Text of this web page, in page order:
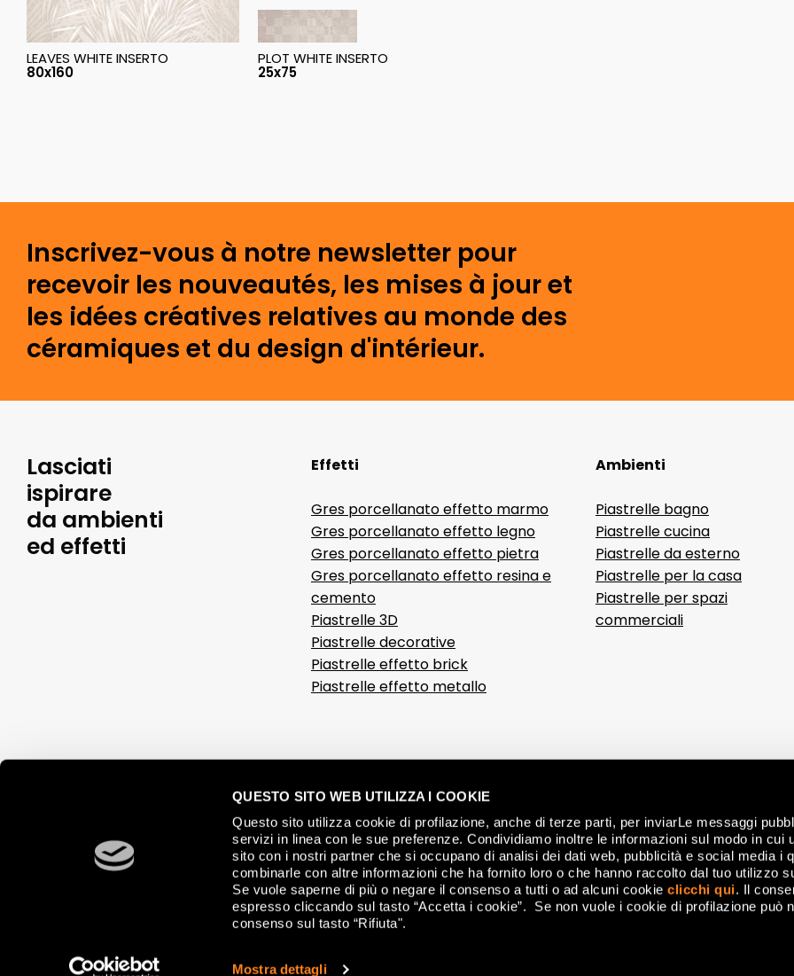
QUESTO SITO WEB UTILIZZA I COOKIE
Questo sito utilizza cookie di profilazione, anche di terze parti, per inviarLe messaggi
servizi in linea con le sue preferenze. Condividiamo inoltre le informazioni sul modo in cui
sito con i nostri partner che si occupano di analisi dei dati web, pubblicità e social media i
combinarle con altre informazioni che ha fornito loro o che hanno raccolto dal tuo utilizzo
Se vuole saperne di più o negare il consenso a tutti o ad alcuni cookieclicchi qui. Il
espresso cliccando sul tasto “Accetta i cookie”. Se non vuole i cookie di profilazione può
consenso sul tasto “Rifiuta".
Mostra dettagli
LEAVES WHITE INSERTO
80x160
PLOT WHITE INSERTO
25x75
Inscrivez-vous à notre newsletter pour
recevoir les nouveautés, les mises à jour et
les idées créatives relatives au monde des
céramiques et du design d'intérieur.
Lasciati
ispirare
da ambienti
ed effetti
Effetti
Gres porcellanato effetto marmo
Gres porcellanato effetto legno
Gres porcellanato effetto pietra
Gres porcellanato effetto resina e
cemento
Piastrelle 3D
Piastrelle decorative
Piastrelle effetto brick
Piastrelle effetto metallo
Ambienti
Piastrelle bagno
Piastrelle cucina
Piastrelle da esterno
Piastrelle per la casa
Piastrelle per spazi
commerciali
© 2026 FAP CERAMICHE, Via Ghiarola Nuova, 44 - 41042 Fiorano Modenese (MO) Italy - P.IVA 00179660360